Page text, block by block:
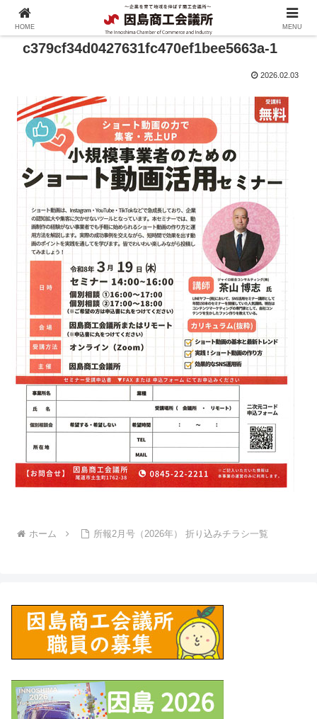
c379cf34d0427631fc470ef1bee5663a-1
2026.02.03
ホーム 所報2月号（2026年） 折り込みチラシ一覧
HOME MENU